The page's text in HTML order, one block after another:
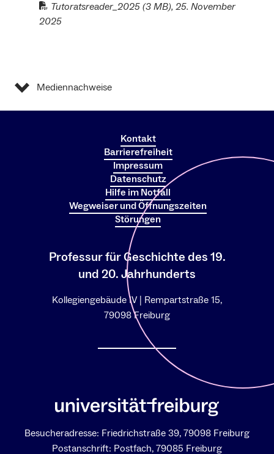
Tutoratsreader_2025 (3 MB), 25. November
2025
Mediennachweise
Kontakt
Barrierefreiheit
Impressum
Datenschutz
Hilfe im Notfall
Wegweiser und Öffnungszeiten
Störungen
Professur für Geschichte des 19.
und 20. Jahrhunderts
Kollegiengebäude IV | Rempartstraße 15,
79098 Freiburg
Besucheradresse: Friedrichstraße 39, 79098 Freiburg
Postanschrift: Postfach, 79085 Freiburg